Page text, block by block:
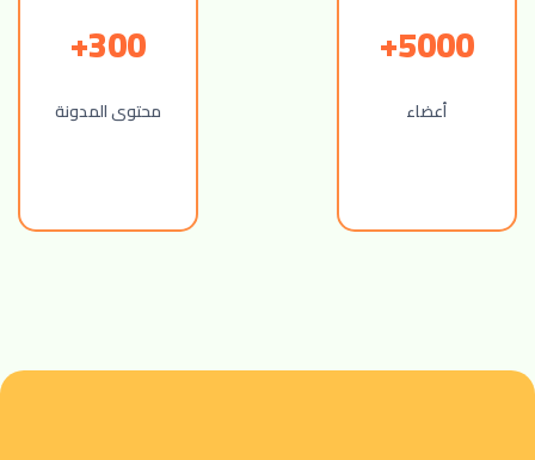
5000+
أعضاء
300+
محتوى المدونة